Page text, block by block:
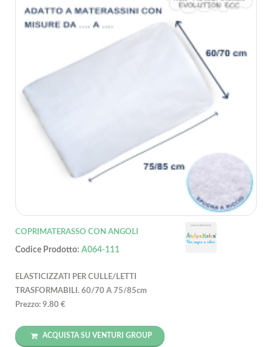
COPRIMATERASSO CON ANGOLI
Codice Prodotto: A064-111
ELASTICIZZATI PER CULLE/LETTI
TRASFORMABILI. 60/70 A 75/85cm
Prezzo: 9.80 €
ACQUISTA SU VENTURI GROUP